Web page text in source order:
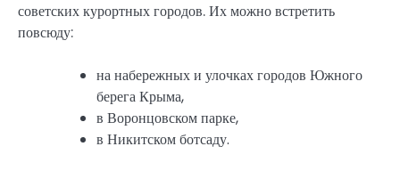
советских курортных городов. Их можно встретить
повсюду:
на набережных и улочках городов Южного
берега Крыма,
в Воронцовском парке,
в Никитском ботсаду.